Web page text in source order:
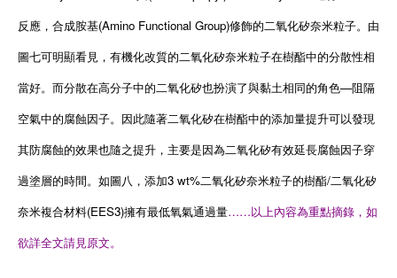
反應，合成胺基(Amino Functional Group)修飾的二氧化矽奈米粒子。由
圖七可明顯看見，有機化改質的二氧化矽奈米粒子在樹酯中的分散性相
當好。而分散在高分子中的二氧化矽也扮演了與黏土相同的角色—阻隔
空氣中的腐蝕因子。因此隨著二氧化矽在樹酯中的添加量提升可以發現
其防腐蝕的效果也隨之提升，主要是因為二氧化矽有效延長腐蝕因子穿
過塗層的時間。如圖八，添加3 wt%二氧化矽奈米粒子的樹酯/二氧化矽
奈米複合材料(EES3)擁有最低氧氣通過量……以上內容為重點摘錄，如
欲詳全文請見原文。